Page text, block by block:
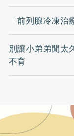
「前列腺冷凍
別讓小弟弟閒
不育